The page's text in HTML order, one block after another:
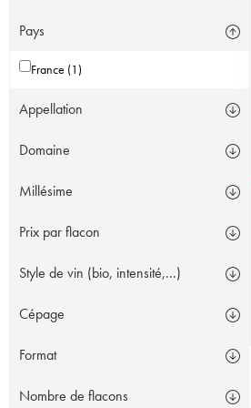
Pays
France (1)
Appellation
Domaine
Millésime
Prix par flacon
Style de vin (bio, intensité,...)
Cépage
Format
Nombre de flacons